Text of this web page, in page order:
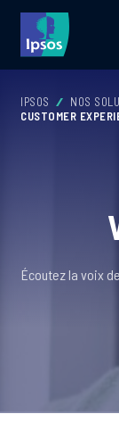
IPSOS NOS
CUSTOMER
Écoutez la voix